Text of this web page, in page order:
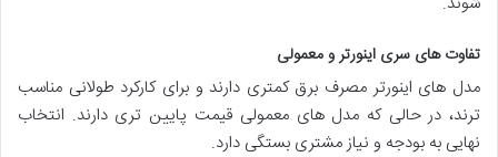
تفاوت های سری اینورتر و معمولی
مدل های اینورتر مصرف برق کمتری دارند و برای کارکرد طولانی مناسب
ترند، در حالی که مدل های معمولی قیمت پایین تری دارند. انتخاب
نهایی به بودجه و نیاز مشتری بستگی دارد.